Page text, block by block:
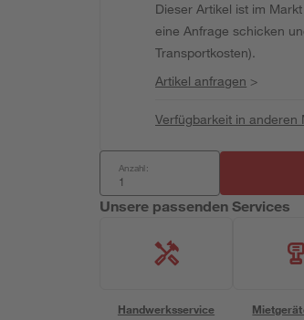
Dieser Artikel ist im
eine Anfrage schicken
Transportkosten).
Artikel anfragen >
Verfügbarkeit in anderen
Anzahl:
Unsere passenden Services
Handwerksservice